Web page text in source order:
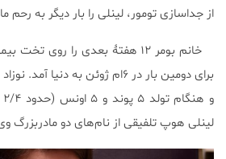
از جداسازی تومور، لینلی را بار دیگر به رحم
خانم بومر ۱۲ هفتۀ بعدی را روی
برای دومین بار در ۶ام ژوئن به
لینلی هوپ تلفیقی از نام‌های دو مادربزرگ